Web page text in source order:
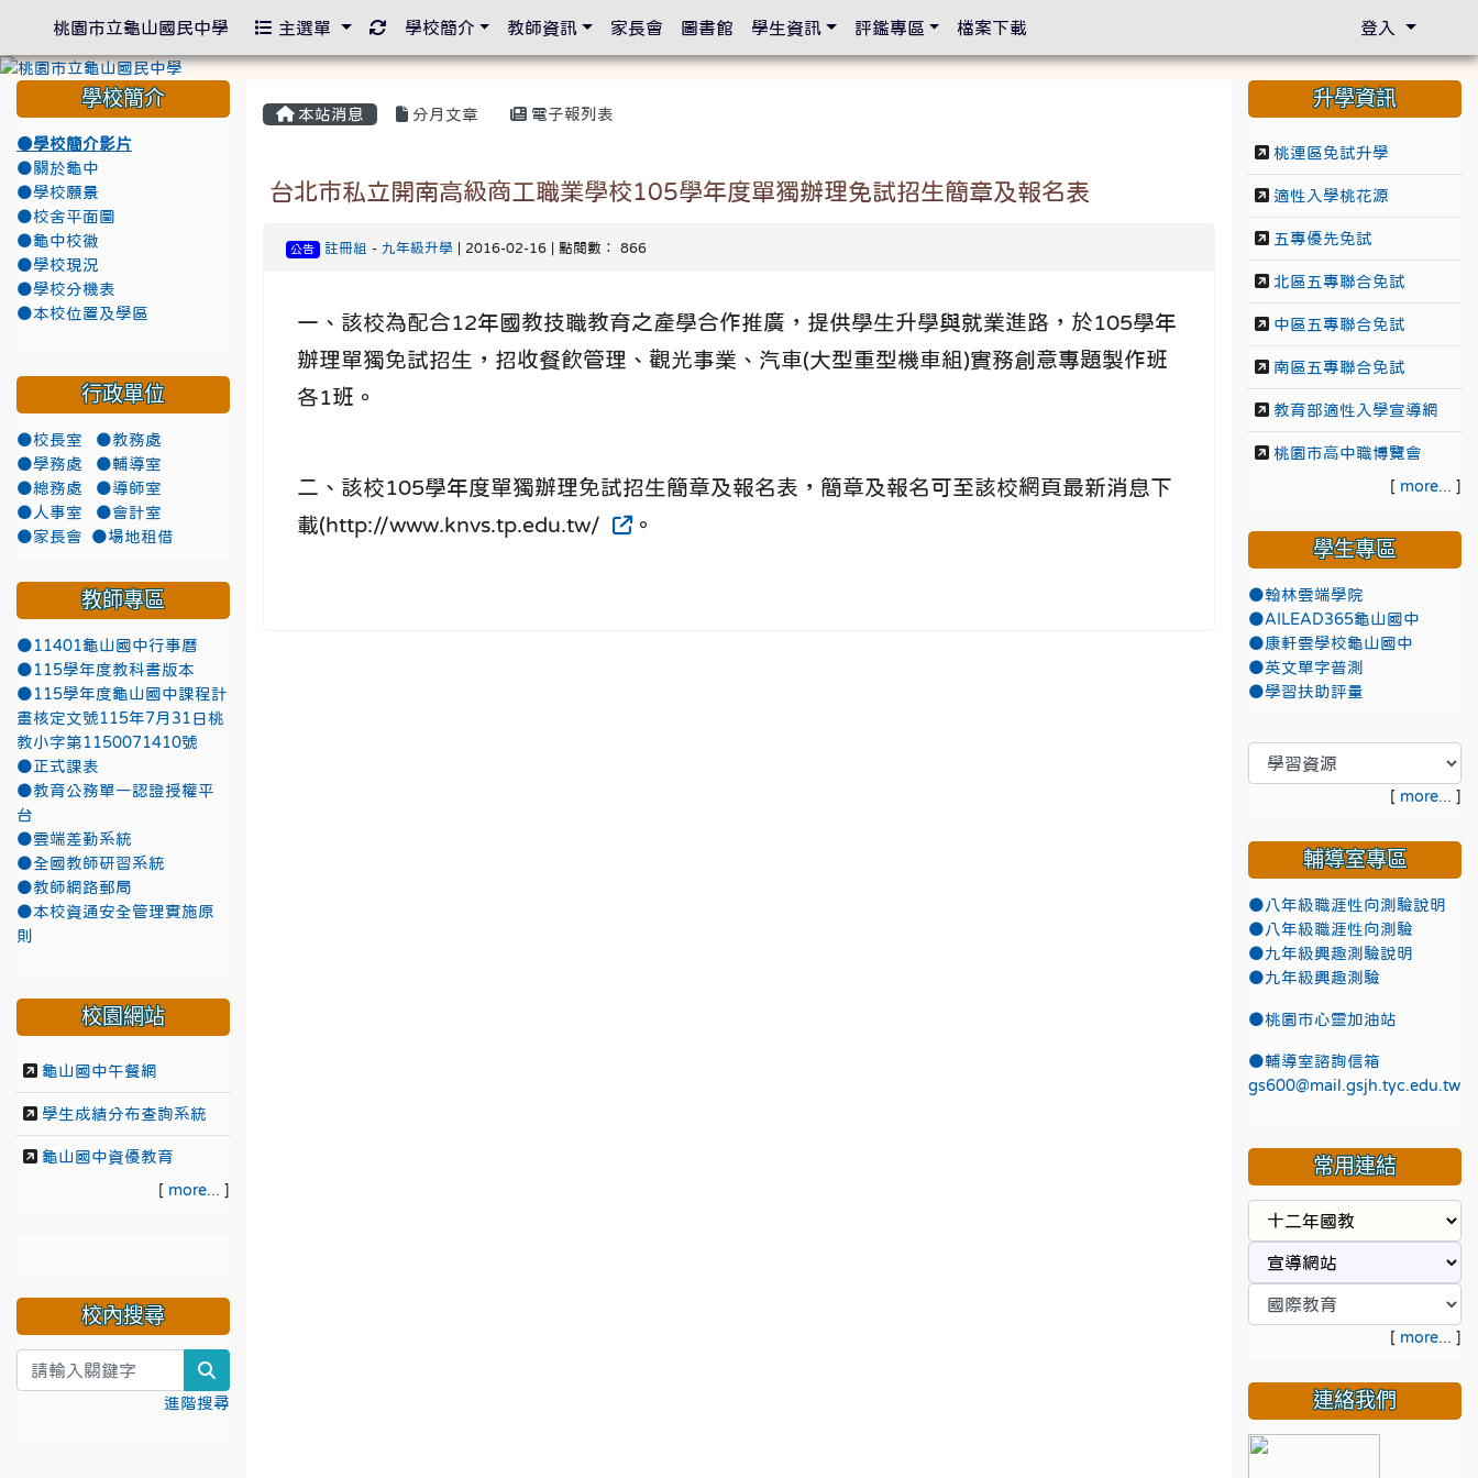
本站消息 分月文章 電子報列表
台北市私立開南高級商工職業學校105學年度單獨辦理免試招生簡章及報名表
公告 註冊組 - 九年級升學 | 2016-02-16 | 點閱數： 866
一、該校為配合12年國教技職教育之產學合作推廣，提供學生升學與就業進路，於105學年
辦理單獨免試招生，招收餐飲管理、觀光事業、汽車(大型重型機車組)實務創意專題製作班
各1班。
二、該校105學年度單獨辦理免試招生簡章及報名表，簡章及報名可至該校網頁最新消息下
載(http://www.knvs.tp.edu.tw/
。
學校簡介
●學校簡介影片
●關於龜中
●學校願景
●校舍平面圖
●龜中校徽
●學校現況
●學校分機表
●本校位置及學區
行政單位
●校長室
●教務處
●學務處
●輔導室
●總務處
●導師室
●人事室
●會計室
●家長會
●場地租借
教師專區
●11401龜山國中行事曆
●115學年度教科書版本
●115學年度龜山國中課程計
畫核定文號115年7月31日桃
教小字第1150071410號
●正式課表
●教育公務單一認證授權平
台
●雲端差勤系統
●全國教師研習系統
●教師網路郵局
●本校資通安全管理實施原
則
校園網站
龜山國中午餐網
學生成績分布查詢系統
龜山國中資優教育
[ more... ]
校內搜尋
進階搜尋
升學資訊
桃連區免試升學
適性入學桃花源
五專優先免試
北區五專聯合免試
中區五專聯合免試
南區五專聯合免試
教育部適性入學宣導網
桃園市高中職博覽會
[ more... ]
學生專區
●翰林雲端學院
●AILEAD365龜山國中
●康軒雲學校龜山國中
●英文單字普測
●學習扶助評量
[ more... ]
輔導室專區
●八年級職涯性向測驗說明
●八年級職涯性向測驗
●九年級興趣測驗說明
●九年級興趣測驗
●桃園市心靈加油站
●輔導室諮詢信箱
gs600@mail.gsjh.tyc.edu.tw
常用連結
[ more... ]
連絡我們
桃園市立龜山國民中學 主選單 重新取得佈景設定
學校簡介 教師資訊 家長會 圖書館 學生資訊 評鑑專區 檔案下載 登入